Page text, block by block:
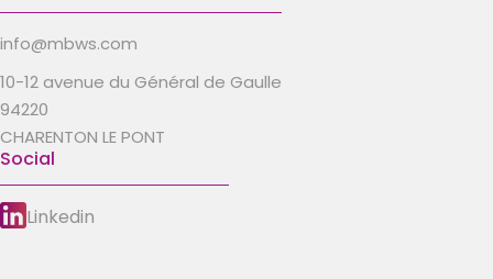
info@mbws.com
10-12 avenue du Général de Gaulle
94220
CHARENTON LE PONT
Social
Linkedin